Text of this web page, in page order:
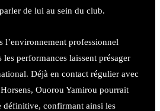
de lui au sein du club.
l’environnement professionnel
performances laissent présager
Déjà en contact régulier avec
Ouorou Yamirou pourrait
définitive, confirmant ainsi les